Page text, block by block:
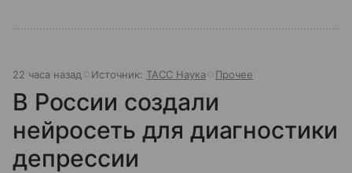
22 часа назад Источник: ТАСС Наука Прочее
В России создали
нейросеть для диагностики
депрессии